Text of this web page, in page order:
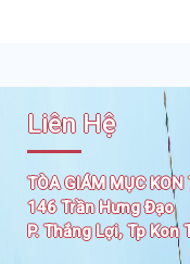
Liên Hệ
TÒA GIÁM MỤC KON
146 Trần Hưng Đạo
P. Thắng Lợi, Tp Kon